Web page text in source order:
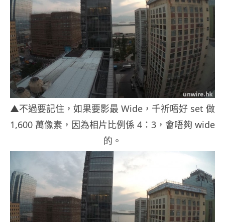
▲不過要記住，如果要影最 Wide，千祈唔好 set 做
1,600 萬像素，因為相片比例係 4：3，會唔夠 wide
的。